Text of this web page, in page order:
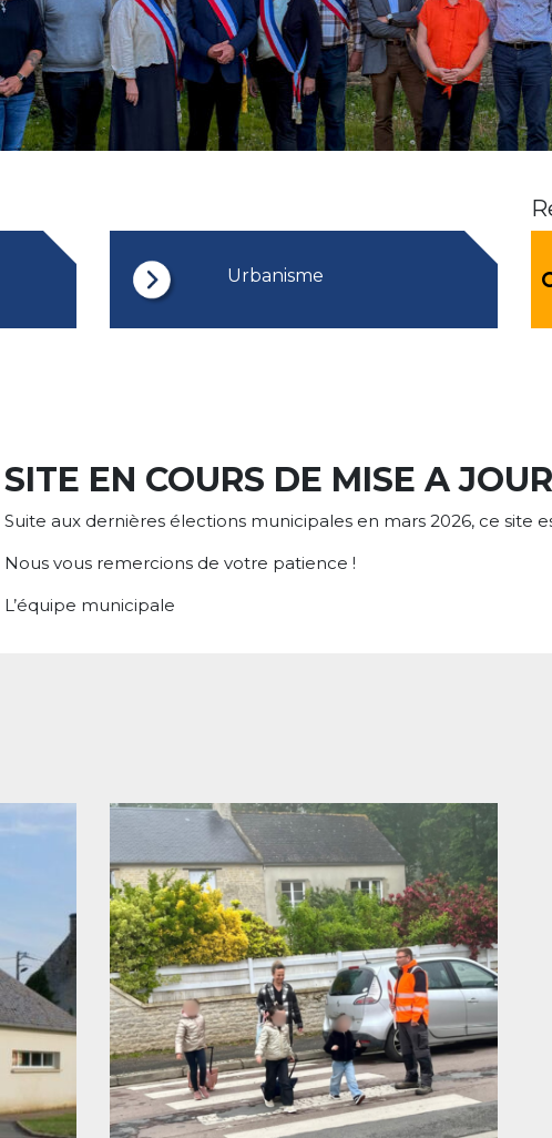
Urbanisme
SITE EN COURS DE MISE A JOUR
Suite aux dernières élections municipales en mars 2026, ce site
Nous vous remercions de votre patience !
L’équipe municipale